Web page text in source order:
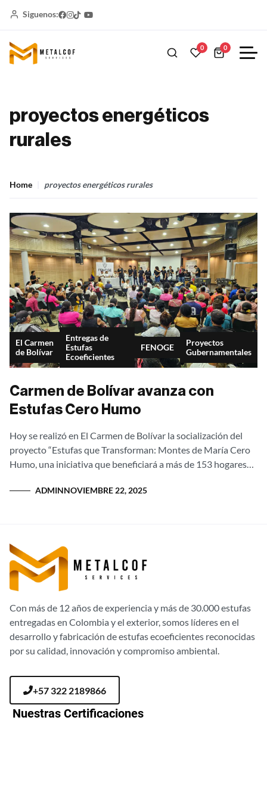
Siguenos:
0 0
proyectos energéticos
rurales
Home proyectos energéticos rurales
El Carmen
de Bolívar
Entregas de
Estufas
Ecoeficientes
FENOGE
Proyectos
Gubernamentales
Carmen de Bolívar avanza con
Estufas Cero Humo
Hoy se realizó en El Carmen de Bolívar la socialización del
proyecto “Estufas que Transforman: Montes de María Cero
Humo, una iniciativa que beneficiará a más de 153 hogares
ADMINNOVIEMBRE 22, 2025
Con más de 12 años de experiencia y más de 30.000 estufas
entregadas en Colombia y el exterior, somos líderes en el
desarrollo y fabricación de estufas ecoeficientes reconocidas
por su calidad, innovación y compromiso ambiental.
+57 322 2189866
Nuestras Certificaciones